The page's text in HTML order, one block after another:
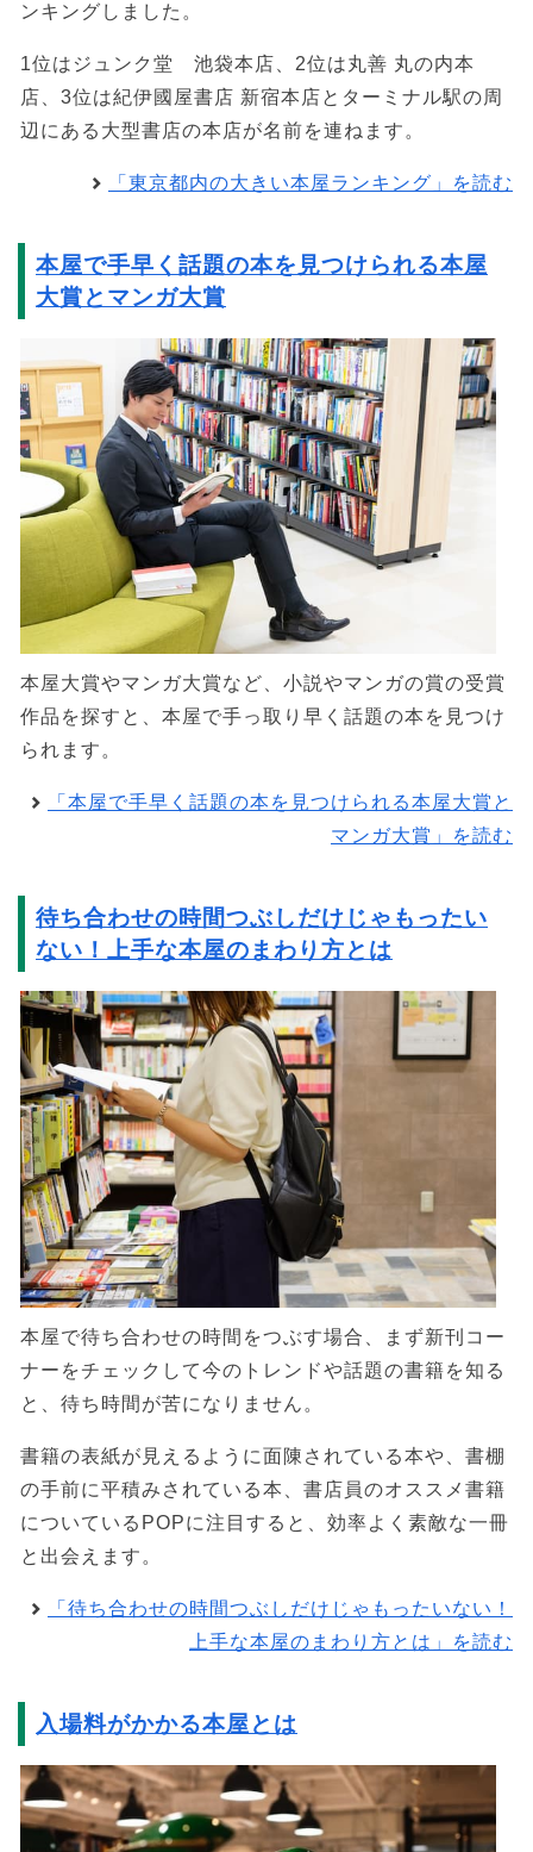
ンキングしました。
1位はジュンク堂 池袋本店、2位は丸善 丸の内本
店、3位は紀伊國屋書店 新宿本店とターミナル駅の周
辺にある大型書店の本店が名前を連ねます。
「東京都内の大きい本屋ランキング」を読む
本屋で手早く話題の本を見つけられる本屋
大賞とマンガ大賞
本屋大賞やマンガ大賞など、小説やマンガの賞の受賞
作品を探すと、本屋で手っ取り早く話題の本を見つけ
られます。
「本屋で手早く話題の本を見つけられる本屋大賞と
マンガ大賞」を読む
待ち合わせの時間つぶしだけじゃもったい
ない！上手な本屋のまわり方とは
本屋で待ち合わせの時間をつぶす場合、まず新刊コー
ナーをチェックして今のトレンドや話題の書籍を知る
と、待ち時間が苦になりません。
書籍の表紙が見えるように面陳されている本や、書棚
の手前に平積みされている本、書店員のオススメ書籍
についているPOPに注目すると、効率よく素敵な一冊
と出会えます。
「待ち合わせの時間つぶしだけじゃもったいない！
上手な本屋のまわり方とは」を読む
入場料がかかる本屋とは